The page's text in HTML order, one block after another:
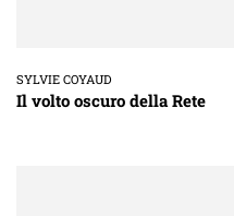
SYLVIE COYAUD
Il volto oscuro della Rete